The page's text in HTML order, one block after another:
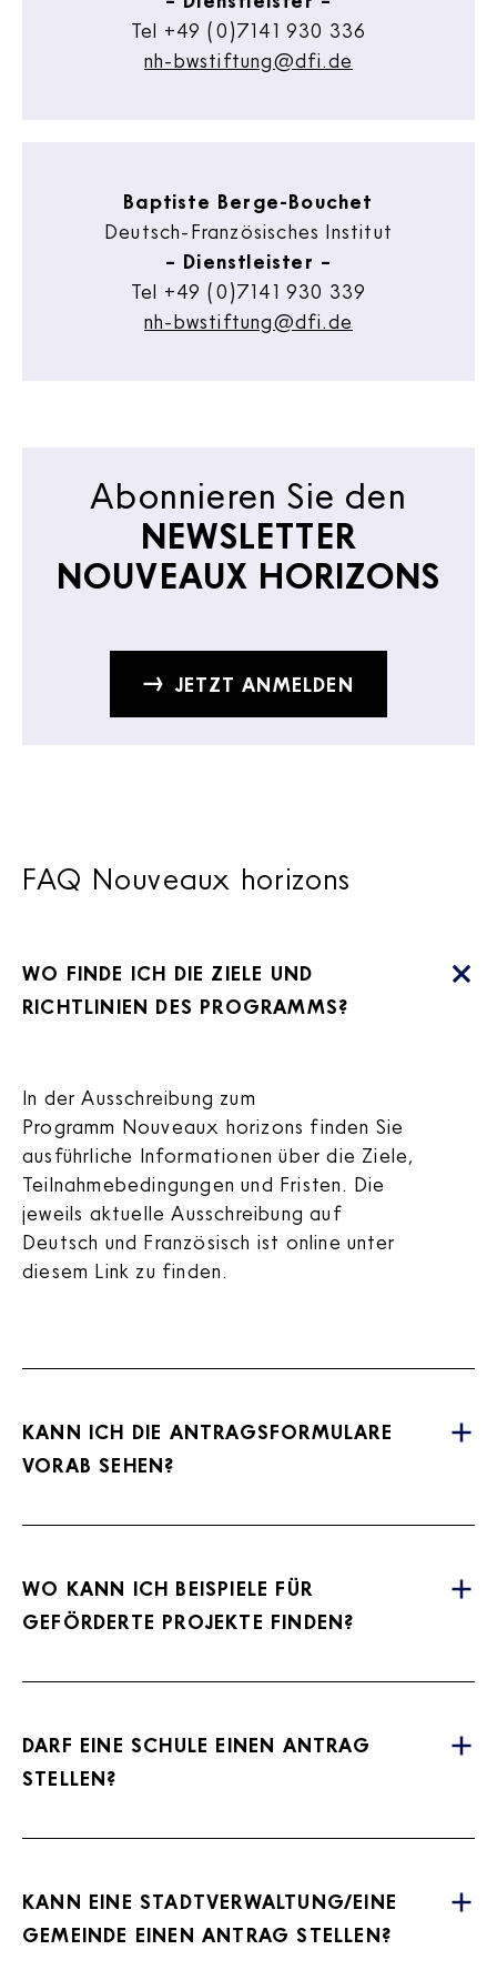
Tel +49 (0)7141 930 336
nh-bwstiftung@dfi.de
Baptiste Berge-Bouchet
Deutsch-Französisches Institut
– Dienstleister –
Tel +49 (0)7141 930 339
nh-bwstiftung@dfi.de
Abonnieren Sie den
NEWSLETTER
NOUVEAUX HORIZONS
JETZT ANMELDEN
FAQ Nouveaux horizons
WO FINDE ICH DIE ZIELE UND
RICHTLINIEN DES PROGRAMMS?
In der Ausschreibung zum
Programm Nouveaux horizons finden Sie
ausführliche Informationen über die Ziele,
Teilnahmebedingungen und Fristen. Die
jeweils aktuelle Ausschreibung auf
Deutsch und Französisch ist online unter
diesem Link zu finden.
KANN ICH DIE ANTRAGSFORMULARE
VORAB SEHEN?
WO KANN ICH BEISPIELE FÜR
GEFÖRDERTE PROJEKTE FINDEN?
DARF EINE SCHULE EINEN ANTRAG
STELLEN?
KANN EINE STADTVERWALTUNG/EINE
GEMEINDE EINEN ANTRAG STELLEN?